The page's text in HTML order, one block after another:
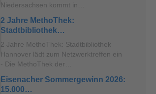
Niedersachsen kommt in…
2 Jahre MethoThek:
Stadtbibliothek…
2 Jahre MethoThek: Stadtbibliothek
Hannover lädt zum Netzwerktreffen ein
- Die MethoThek der…
Eisenacher Sommergewinn 2026:
15.000…